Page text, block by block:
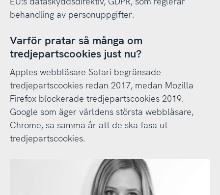
behandling av personuppgifter.
Varför pratar så många om
tredjepartscookies just nu?
Apples webbläsare Safari begränsade
tredjepartscookies redan 2017, medan Mozilla
Firefox blockerade tredjepartscookies 2019.
Google som äger världens största webbläsare,
Chrome, sa samma år att de ska fasa ut
tredjepartscookies.